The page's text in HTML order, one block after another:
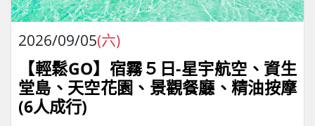
2026/09/05(六)
【輕鬆GO】宿霧５日-星宇航空、資生
堂島、天空花園、景觀餐廳、精油按摩
(6人成行)